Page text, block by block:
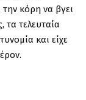
κόρη να βγει
τα τελευταία
και είχε